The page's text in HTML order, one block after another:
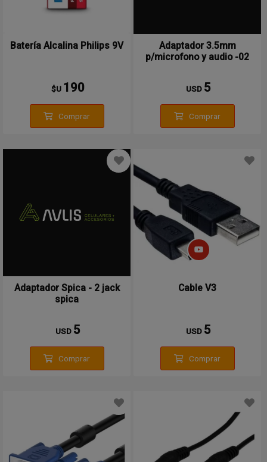
Batería Alcalina Philips 9V
$U 190
Comprar
Adaptador 3.5mm
p/microfono y audio -02
USD 5
Comprar
Adaptador Spica - 2 jack
spica
USD 5
Comprar
Cable V3
USD 5
Comprar